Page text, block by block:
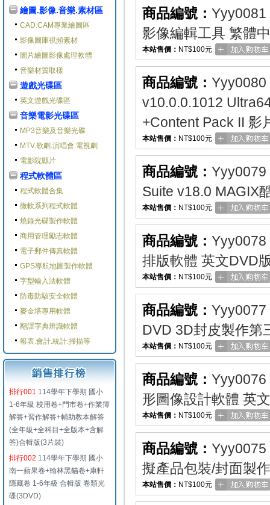
繪圖.影像.音樂.素材區
CAD.CAM專業繪圖區
影像圖庫視頻素材
圖片繪圖影像處理軟體
音樂材質取樣
遊戲光碟區
英文遊戲光碟區
音樂電影光碟區
MP3音樂及音樂光碟
MTV.歌劇.演唱會.電視劇
電影院縣片
程式軟體區
程式軟體合集
微軟系列程式軟體
燒錄光碟製作軟體
商用管理勵志軟體
電子郵件傳真軟體
GPS導航地圖製作軟體
字型輸入法軟體
防毒防駭安全軟體
麥金塔專用軟體
翻譯字典辨識軟體
報表.會計.統計.掃描等
排行001 114學年下學期 國小
1-6年級 校用卷+門市卷+作業簿
解答+習作解答+輔助教本解答
(全年級+全科目+全版本+含解
答)合輯版(3片裝)
排行002 114學年下學期 國小
南一蘋果卷+翰林黑貓卷+康軒
隱藏卷 1-6年級 合輯版 卷類光
碟(3DVD)
商品編號： Yyy0081
影像編輯工具 繁體
本站售價： NT$100元
商品編號： Yyy0080
v10.0.0.1012
+Content Pack II 影
本站售價： NT$100元
商品編號： Yyy0079
Suite v18.0 MAGIX
本站售價： NT$100元
商品編號： Yyy0078
排版軟體 英文DVD
本站售價： NT$100元
商品編號： Yyy0077
DVD 3D封皮製作第
本站售價： NT$100元
商品編號： Yyy0076
形圖像設計軟體 英
本站售價： NT$100元
商品編號： Yyy0075
擬產品包裝/封面製
本站售價： NT$100元